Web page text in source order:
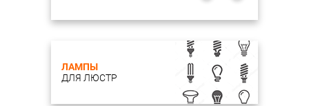
ЛАМПЫ
ДЛЯ ЛЮСТР